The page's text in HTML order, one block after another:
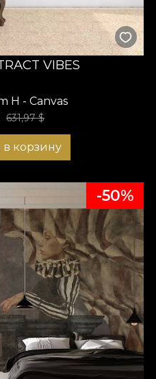
VIBES
H - Canvas
631,97$
корзину
-50%